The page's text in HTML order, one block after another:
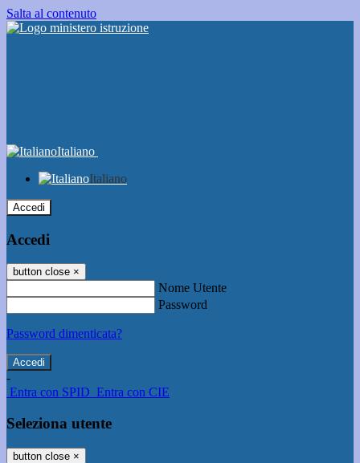
Salta al contenuto
Italiano
Italiano
Accedi
Accedi
button close ×
Nome Utente
Password
Password dimenticata?
-
Entra con SPID Entra con CIE
Seleziona utente
button close ×